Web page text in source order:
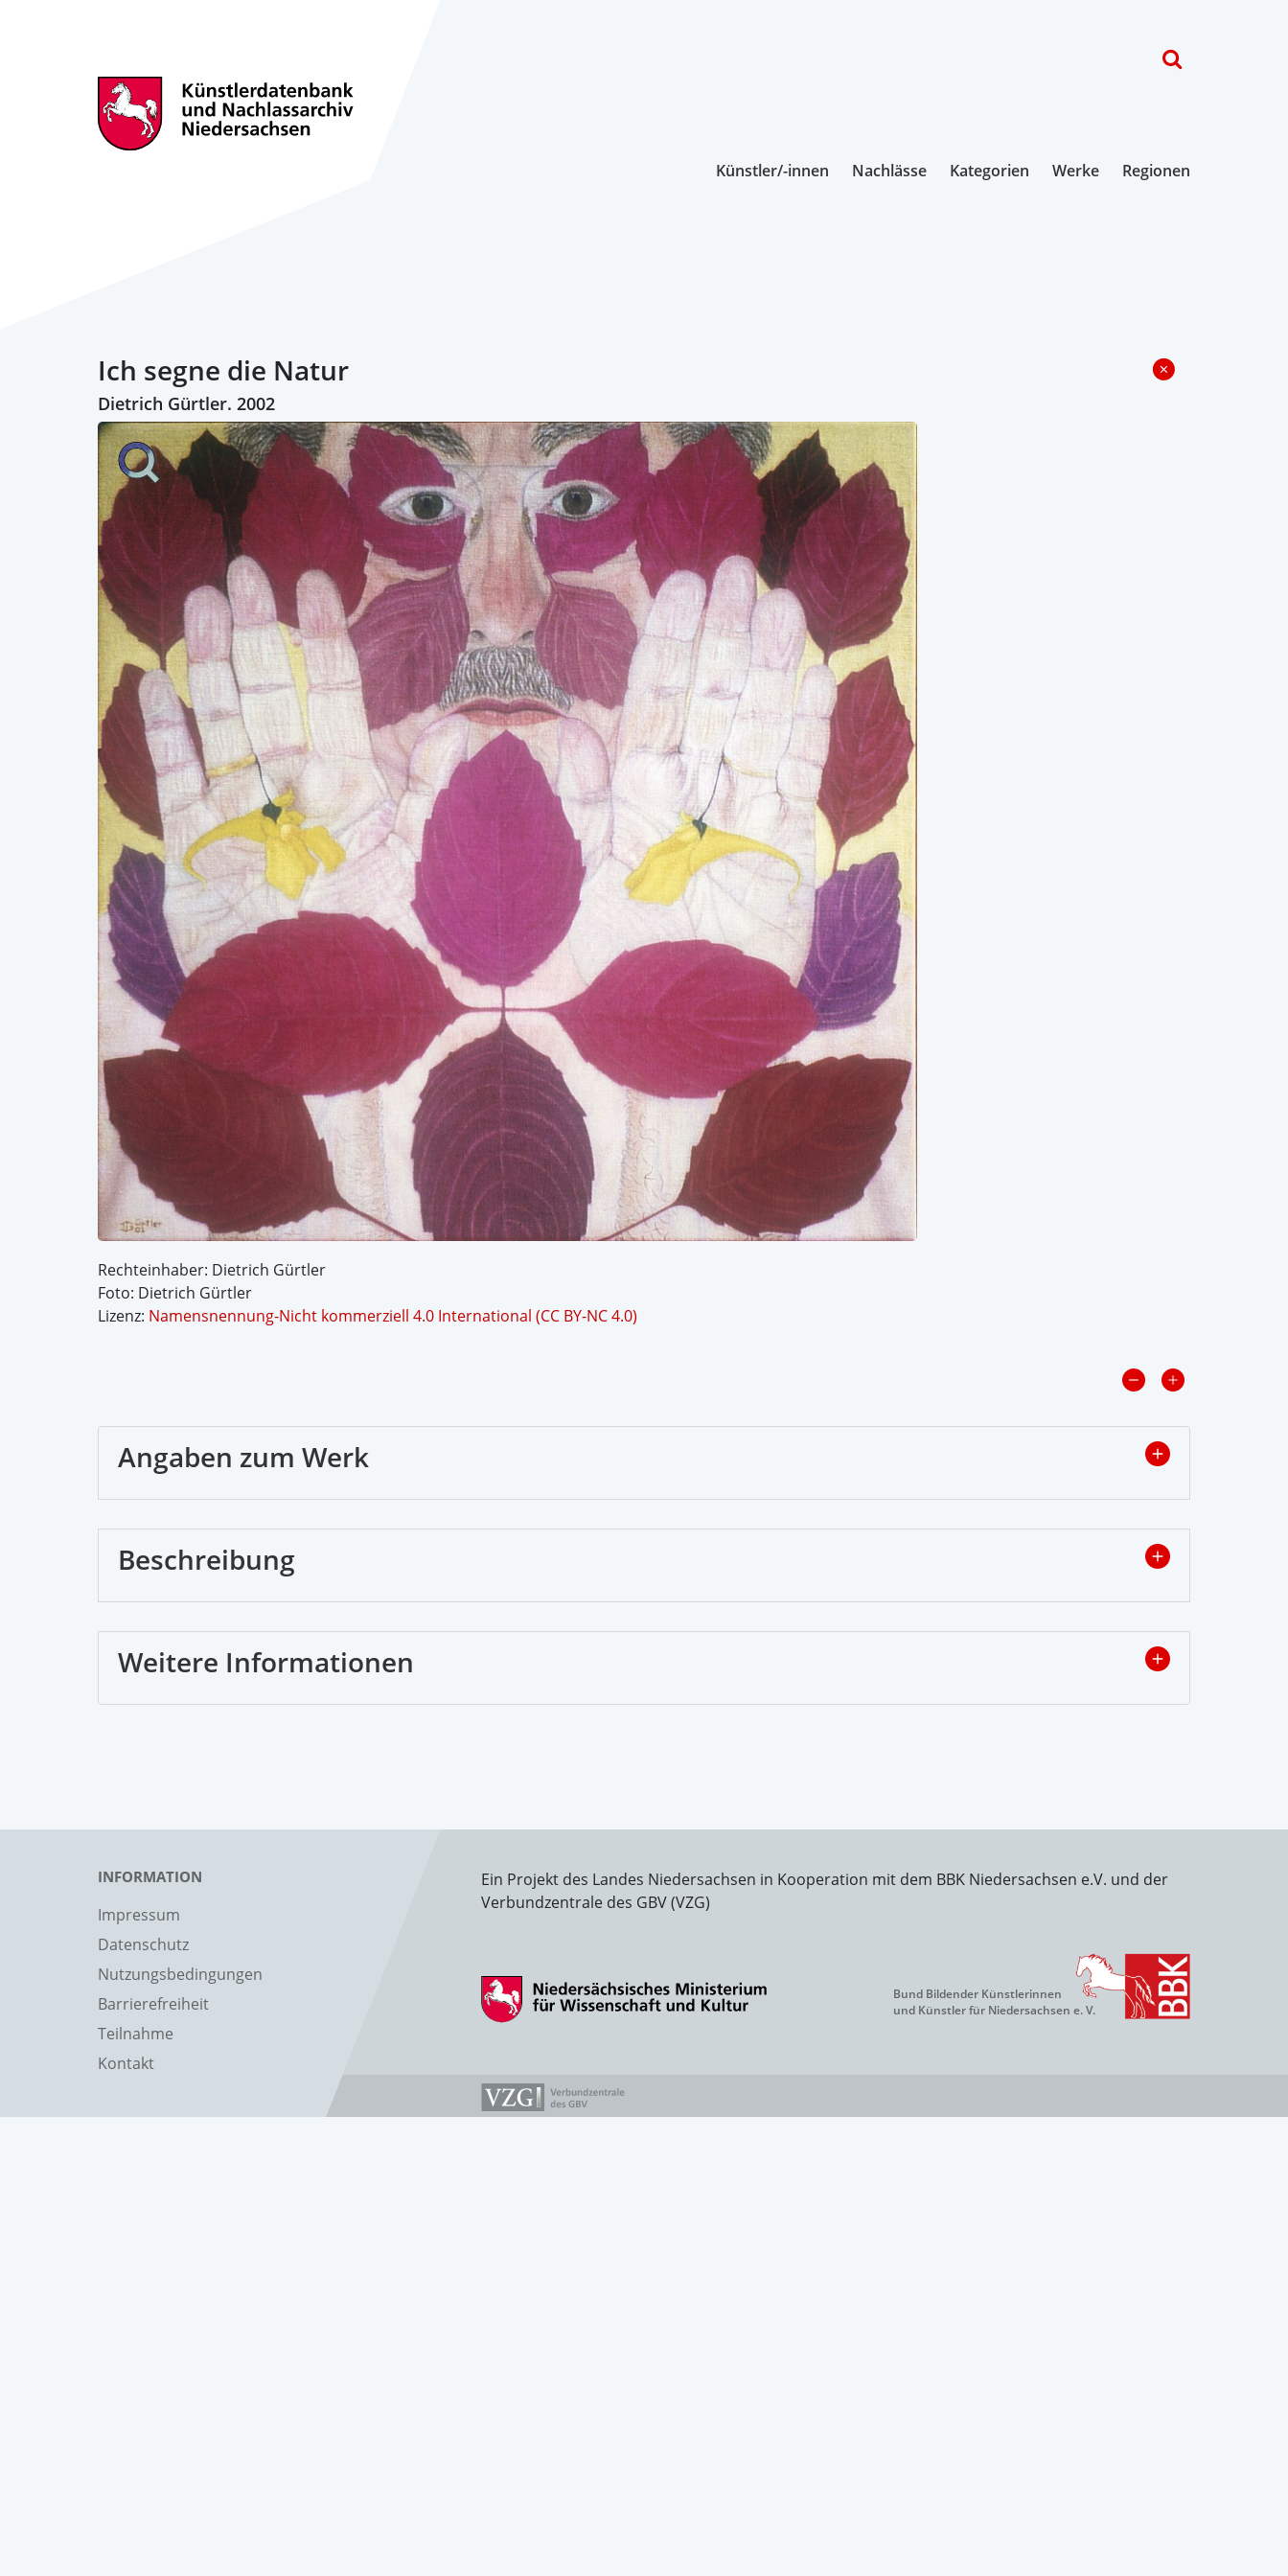
Künstler/-innen Nachlässe Kategorien Werke Regionen
Ich segne die Natur
Dietrich Gürtler. 2002
Rechteinhaber: Dietrich Gürtler
Foto: Dietrich Gürtler
Lizenz: Namensnennung-Nicht kommerziell 4.0 International (CC BY-NC 4.0)
Angaben zum Werk
Beschreibung
Weitere Informationen
INFORMATION
Impressum
Datenschutz
Nutzungsbedingungen
Barrierefreiheit
Teilnahme
Kontakt
Ein Projekt des Landes Niedersachsen in Kooperation mit dem BBK Niedersachsen e.V. und der
Verbundzentrale des GBV (VZG)
Bund Bildender Künstlerinnen
und Künstler für Niedersachsen e. V.